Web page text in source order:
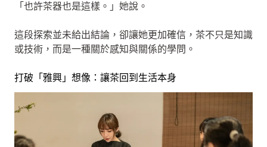
「也許茶器也是這樣。」她說。
這段探索並未給出結論，卻讓她更加確信，茶不只是知識
或技術，而是一種關於感知與關係的學問。
打破「雅興」想像：讓茶回到生活本身